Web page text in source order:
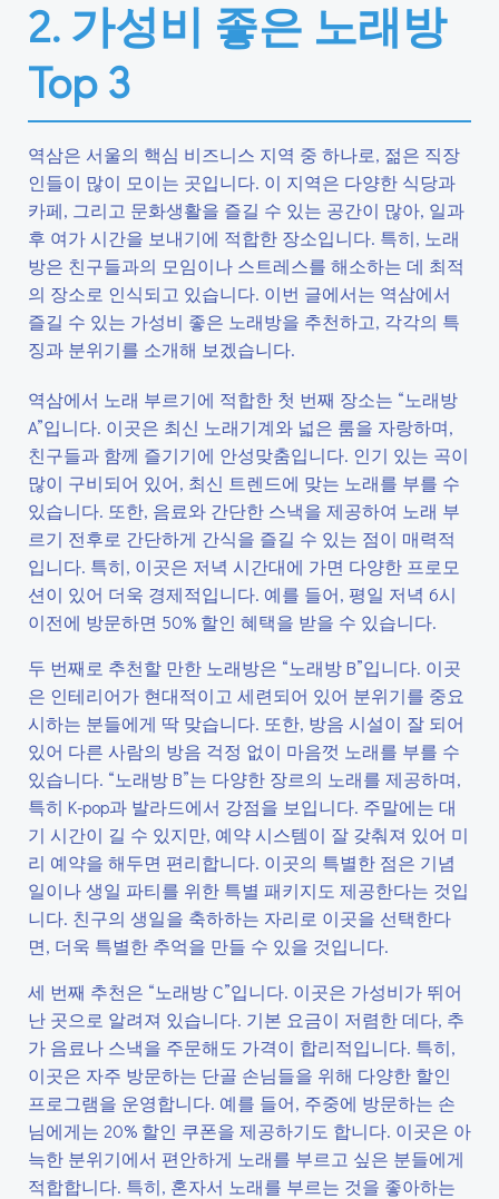
2. 가성비 좋은 노래방
Top 3
역삼은 서울의 핵심 비즈니스 지역 중 하나로, 젊은 직장
인들이 많이 모이는 곳입니다. 이 지역은 다양한 식당과
카페, 그리고 문화생활을 즐길 수 있는 공간이 많아, 일과
후 여가 시간을 보내기에 적합한 장소입니다. 특히, 노래
방은 친구들과의 모임이나 스트레스를 해소하는 데 최적
의 장소로 인식되고 있습니다. 이번 글에서는 역삼에서
즐길 수 있는 가성비 좋은 노래방을 추천하고, 각각의 특
징과 분위기를 소개해 보겠습니다.
역삼에서 노래 부르기에 적합한 첫 번째 장소는 “노래방
A”입니다. 이곳은 최신 노래기계와 넓은 룸을 자랑하며,
친구들과 함께 즐기기에 안성맞춤입니다. 인기 있는 곡이
많이 구비되어 있어, 최신 트렌드에 맞는 노래를 부를 수
있습니다. 또한, 음료와 간단한 스낵을 제공하여 노래 부
르기 전후로 간단하게 간식을 즐길 수 있는 점이 매력적
입니다. 특히, 이곳은 저녁 시간대에 가면 다양한 프로모
션이 있어 더욱 경제적입니다. 예를 들어, 평일 저녁 6시
이전에 방문하면 50% 할인 혜택을 받을 수 있습니다.
두 번째로 추천할 만한 노래방은 “노래방 B”입니다. 이곳
은 인테리어가 현대적이고 세련되어 있어 분위기를 중요
시하는 분들에게 딱 맞습니다. 또한, 방음 시설이 잘 되어
있어 다른 사람의 방음 걱정 없이 마음껏 노래를 부를 수
있습니다. “노래방 B”는 다양한 장르의 노래를 제공하며,
특히 K-pop과 발라드에서 강점을 보입니다. 주말에는 대
기 시간이 길 수 있지만, 예약 시스템이 잘 갖춰져 있어 미
리 예약을 해두면 편리합니다. 이곳의 특별한 점은 기념
일이나 생일 파티를 위한 특별 패키지도 제공한다는 것입
니다. 친구의 생일을 축하하는 자리로 이곳을 선택한다
면, 더욱 특별한 추억을 만들 수 있을 것입니다.
세 번째 추천은 “노래방 C”입니다. 이곳은 가성비가 뛰어
난 곳으로 알려져 있습니다. 기본 요금이 저렴한 데다, 추
가 음료나 스낵을 주문해도 가격이 합리적입니다. 특히,
이곳은 자주 방문하는 단골 손님들을 위해 다양한 할인
프로그램을 운영합니다. 예를 들어, 주중에 방문하는 손
님에게는 20% 할인 쿠폰을 제공하기도 합니다. 이곳은 아
늑한 분위기에서 편안하게 노래를 부르고 싶은 분들에게
적합합니다. 특히, 혼자서 노래를 부르는 것을 좋아하는